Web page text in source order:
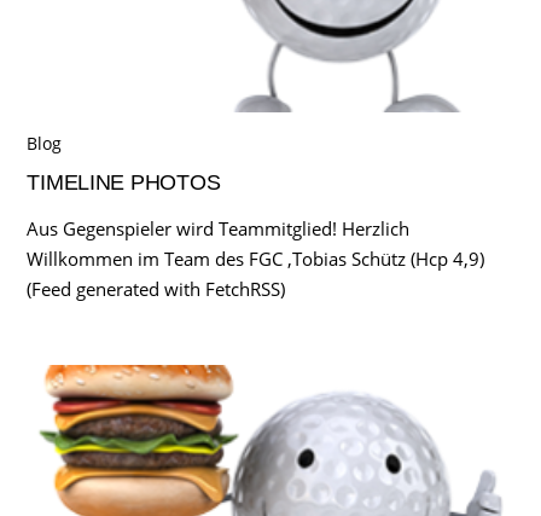
Blog
TIMELINE PHOTOS
Aus Gegenspieler wird Teammitglied! Herzlich
Willkommen im Team des FGC ,Tobias Schütz (Hcp 4,9)
(Feed generated with FetchRSS)